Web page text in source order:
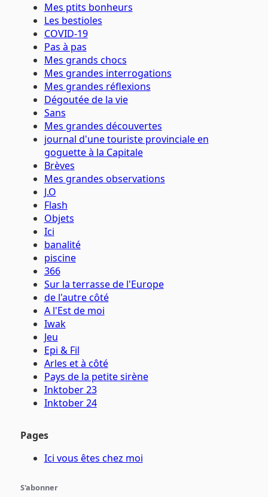
Mes ptits bonheurs
Les bestioles
COVID-19
Pas à pas
Mes grands chocs
Mes grandes interrogations
Mes grandes réflexions
Dégoutée de la vie
Sans
Mes grandes découvertes
journal d'une touriste provinciale en
goguette à la Capitale
Brèves
Mes grandes observations
J.O
Flash
Objets
Ici
banalité
piscine
366
Sur la terrasse de l'Europe
de l'autre côté
A l'Est de moi
Iwak
Jeu
Epi & Fil
Arles et à côté
Pays de la petite sirène
Inktober 23
Inktober 24
Pages
Ici vous êtes chez moi
S'abonner